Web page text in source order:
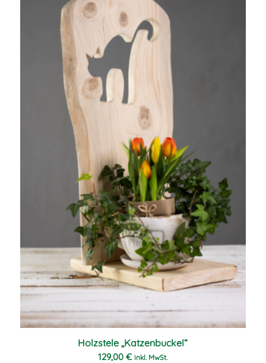
Holzstele „Katzenbuckel“
129,00€ inkl. MwSt.